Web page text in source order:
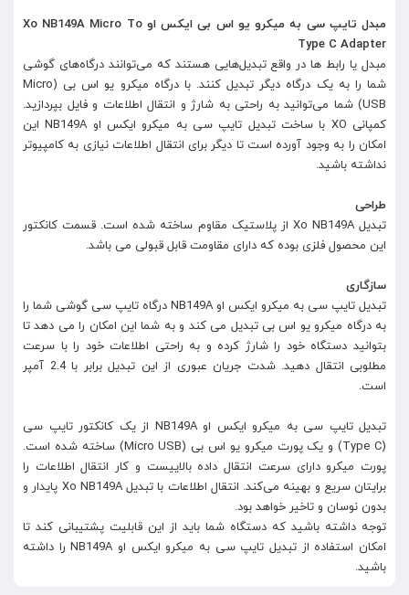
مبدل تایپ سی به میکرو یو اس بی ایکس او Xo NB149A Micro To
Type C Adapter
مبدل یا رابط ها در واقع تبدیل‌هایی هستند که می‌توانند درگاه‌های گوشی
شما را به یک درگاه دیگر تبدیل کنند. با درگاه میکرو یو اس بی (Micro
USB) شما می‌توانید به راحتی به شارژ و انتقال اطلاعات و فایل بپردازید.
کمپانی XO با ساخت تبدیل تایپ سی به میکرو ایکس او NB149A این
امکان را به وجود آورده است تا دیگر برای انتقال اطلاعات نیازی به کامپیوتر
نداشته باشید.
طراحی
تبدیل Xo NB149A از پلاستیک مقاوم ساخته شده است. قسمت کانکتور
این محصول فلزی بوده که دارای مقاومت قابل قبولی می باشد.
سازگاری
تبدیل تایپ سی به میکرو ایکس او NB149A درگاه تایپ سی گوشی شما را
به درگاه میکرو یو اس بی تبدیل می کند و به شما این امکان را می دهد تا
بتوانید دستگاه خود را شارژ کرده و به راحتی اطلاعات خود را با سرعت
مطلوبی انتقال دهید. شدت جریان عبوری از این تبدیل برابر با 2.4 آمپر
است.
تبدیل تایپ سی به میکرو ایکس او NB149A از یک کانکتور تایپ سی
(Type C) و یک پورت میکرو یو اس بی (Micro USB) ساخته شده است.
پورت میکرو دارای سرعت انتقال داده بالاییست و کار انتقال اطلاعات را
برایتان سریع و بهینه می‌کند. انتقال اطلاعات با تبدیل Xo NB149A پایدار و
بدون نوسان و تاخیر خواهد بود.
توجه داشته باشید که دستگاه شما باید از این قابلیت پشتیبانی کند تا
امکان استفاده از تبدیل تایپ سی به میکرو ایکس او NB149A را داشته
باشید.